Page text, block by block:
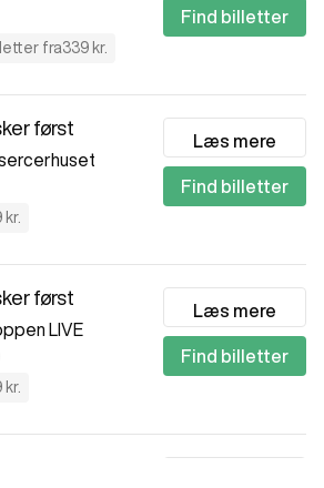
fra339 kr.
Find billetter
først
kr.
Læs mere
Find billetter
først
LIVE
kr.
Læs mere
Find billetter